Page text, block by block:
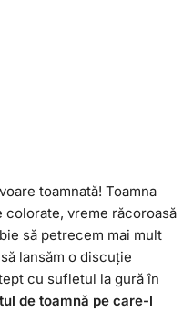
toamnată! Toamna
vreme răcoroasă
să petrecem mai mult
lansăm o discuție
cu sufletul la gură în
de toamnă pe care-l